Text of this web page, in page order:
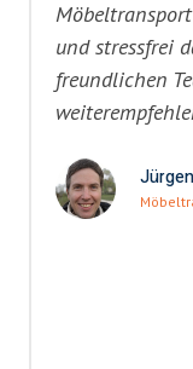
und stressfrei
freundlichen